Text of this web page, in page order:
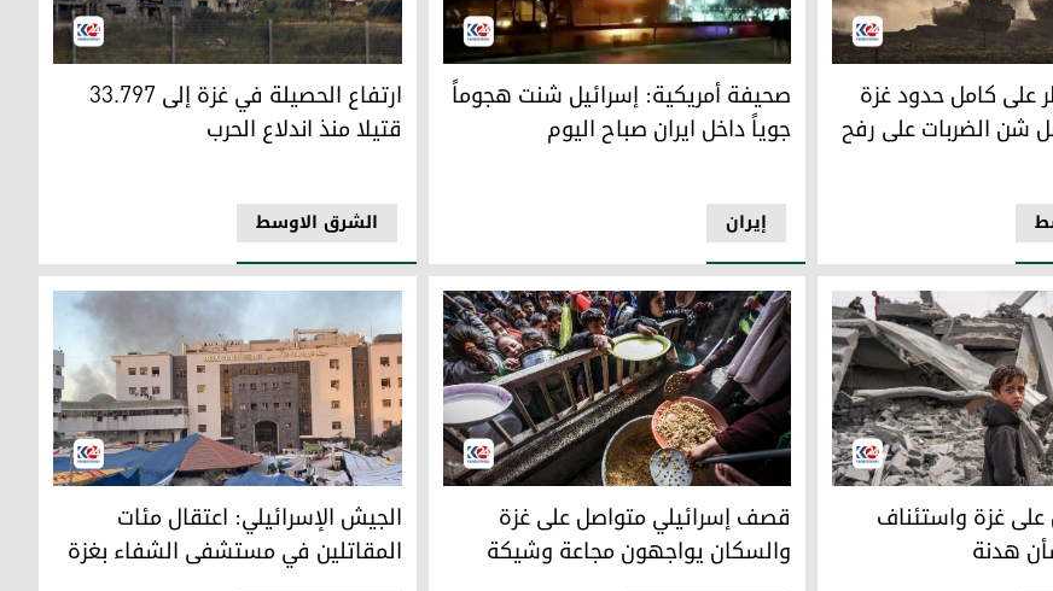
لوقف النار
كامل حدود غزة مع مصر وتواصل شن الضربات على رفح
على كامل حدود غزة
شن الضربات على رفح
صحيفة أمريكية: إسرائيل شنت هجوماً جوياً داخل ايران صباح اليوم
إيران
صحيفة أمريكية: إسرائيل شنت هجوماً
جوياً داخل ايران صباح اليوم
ارتفاع الحصيلة في غزة إلى 33.797 قتيلا منذ اندلاع الحرب
الشرق الاوسط
ارتفاع الحصيلة في غزة إلى 33.797
قتيلا منذ اندلاع الحرب
غزة واستئناف المفاوضات بشأن هدنة
غزة واستئناف
هدنة
قصف إسرائيلي متواصل على غزة والسكان يواجهون مجاعة وشيكة
قصف إسرائيلي متواصل على غزة
والسكان يواجهون مجاعة وشيكة
الجيش الإسرائيلي: اعتقال مئات المقاتلين في
الجيش الإسرائيلي: اعتقال مئات
المقاتلين في مستشفى الشفاء بغزة